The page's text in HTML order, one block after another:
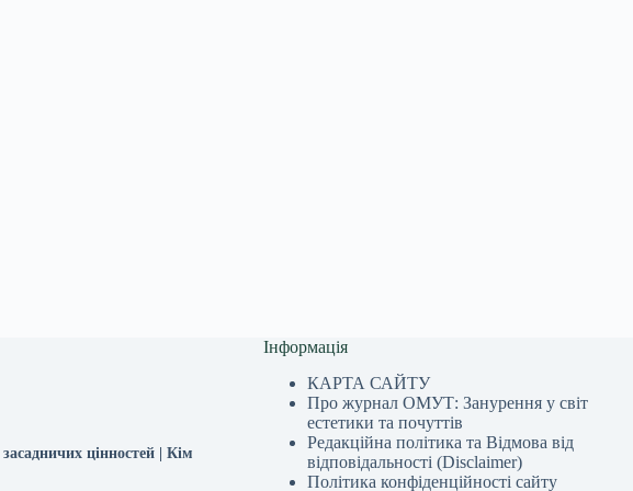
цінностей | Кім
Інформація
КАРТА САЙТУ
Про журнал ОМУТ: Занурення у світ
естетики та почуттів
Редакційна політика та Відмова від
відповідальності (Disclaimer)
Політика конфіденційності сайту